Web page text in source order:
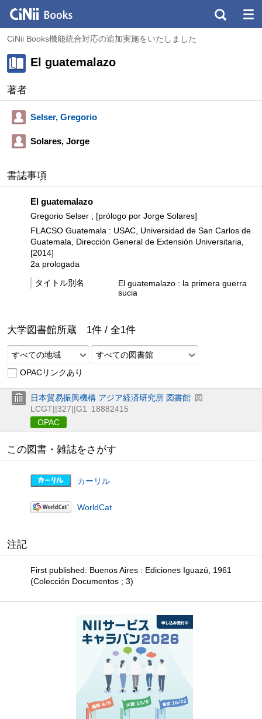
CiNii Books機能統合対応の追加実施をいたしました
El guatemalazo
著者
Selser, Gregorio
Solares, Jorge
書誌事項
El guatemalazo
Gregorio Selser ; [prólogo por Jorge Solares]
FLACSO Guatemala : USAC, Universidad de San Carlos de
Guatemala, Dirección General de Extensión Universitaria,
[2014]
2a prologada
タイトル別名
El guatemalazo : la primera guerra
sucia
大学図書館所蔵 1件 / 全1件
すべての地域
すべての図書館
OPACリンクあり
日本貿易振興機構 アジア経済研究所 図書館 図
LCGT||327||G1
18882415
OPAC
この図書・雑誌をさがす
カーリル
WorldCat
注記
First published: Buenos Aires : Ediciones Iguazú, 1961
(Colección Documentos ; 3)